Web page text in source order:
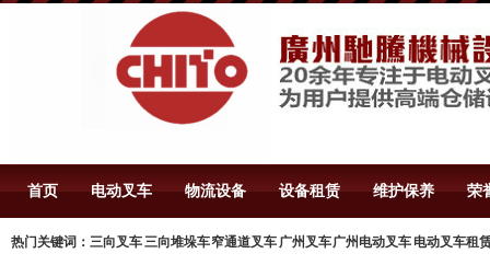
首页 电动叉车 物流设备 设备租赁 维护保养 荣
热门关键词：三向叉车 三向堆垛车 窄通道叉车 广州叉车 广州电动叉车 电动叉车租